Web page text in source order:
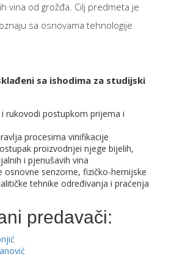
vina od grožđa. Cilj predmeta je
sa osnovama tehnologije
sa ishodima za studijski
rukovodi postupkom prijema i
procesima vinifikacije
proizvodnjei njege bijelih,
i pjenušavih vina
osnovne senzorne, fizičko-hemijske
tehnike određivanja i praćenja
predavači: